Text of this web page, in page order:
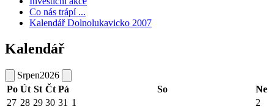
Co nás trápí ...
Kalendář Dolnolukavicko 2007
Kalendář
Srpen2026
Po Út St Čt Pá So
Ne
27 28 29 30 31 1 2